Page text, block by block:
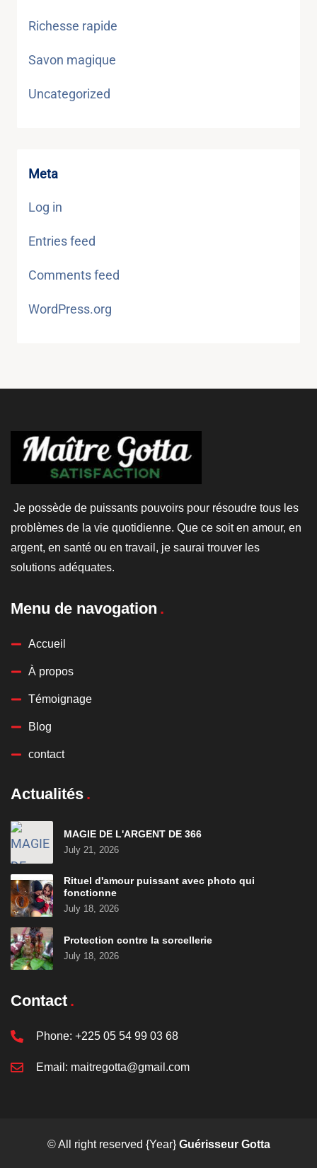
Richesse rapide
Savon magique
Uncategorized
Meta
Log in
Entries feed
Comments feed
WordPress.org
Je possède de puissants pouvoirs pour résoudre tous les
problèmes de la vie quotidienne. Que ce soit en amour, en
argent, en santé ou en travail, je saurai trouver les
solutions adéquates.
Menu de navogation
Accueil
À propos
Témoignage
Blog
contact
Actualités
MAGIE DE L'ARGENT DE 366
July 21, 2026
Rituel d'amour puissant avec photo qui
fonctionne
July 18, 2026
Protection contre la sorcellerie
July 18, 2026
Contact
Phone: +225 05 54 99 03 68
Email: maitregotta@gmail.com
© All right reserved {Year} Guérisseur Gotta